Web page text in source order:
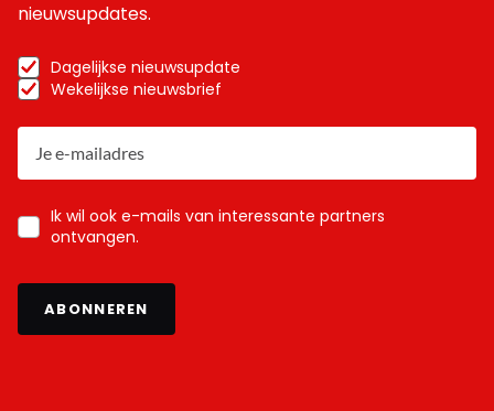
nieuwsupdates.
Dagelijkse nieuwsupdate
Wekelijkse nieuwsbrief
Ik wil ook e-mails van interessante partners
ontvangen.
ABONNEREN